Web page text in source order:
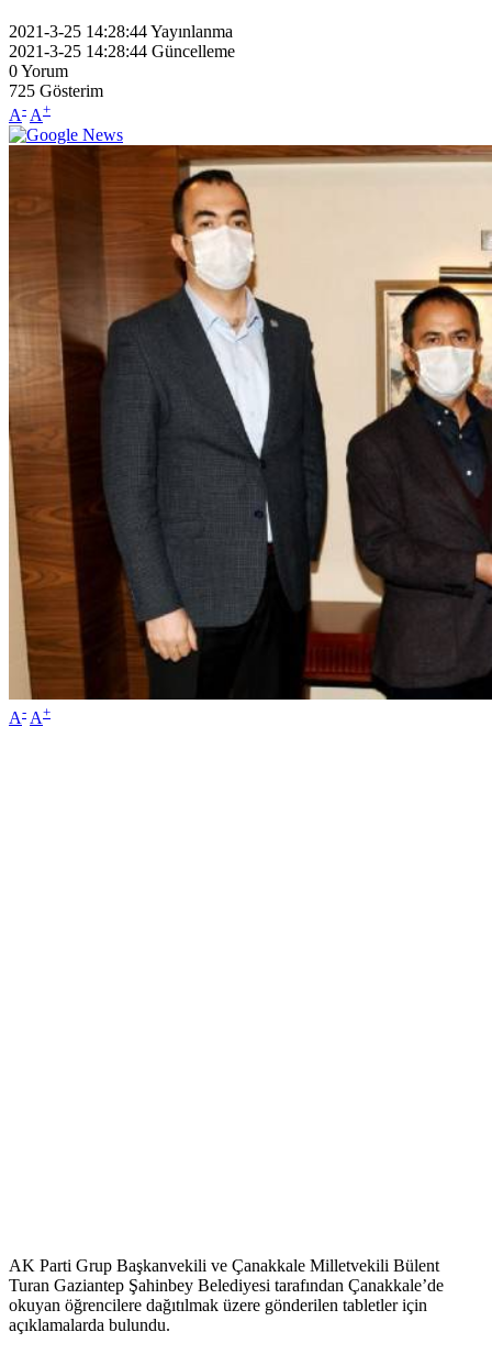
2021-3-25 14:28:44Yayınlanma
2021-3-25 14:28:44 Güncelleme
0Yorum
725 Gösterim
A- A+
A- A+
AK Parti Grup Başkanvekili ve Çanakkale Milletvekili Bülent
Turan Gaziantep Şahinbey Belediyesi tarafından Çanakkale’de
okuyan öğrencilere dağıtılmak üzere gönderilen tabletler için
açıklamalarda bulundu.